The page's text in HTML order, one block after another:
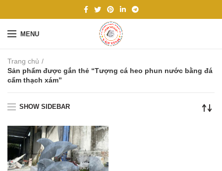
MENU
Trang chủ
Sản phẩm được gắn thẻ “Tượng cá heo phun nước bằng đá
cẩm thạch xám”
SHOW SIDEBAR